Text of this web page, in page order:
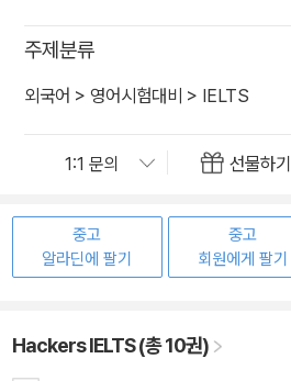
주제분류
외국어 > 영어시험대비 > IELTS
선물하기
중고
알라딘에 팔기
중고
회원에게 팔기
Hackers IELTS (총 10권)